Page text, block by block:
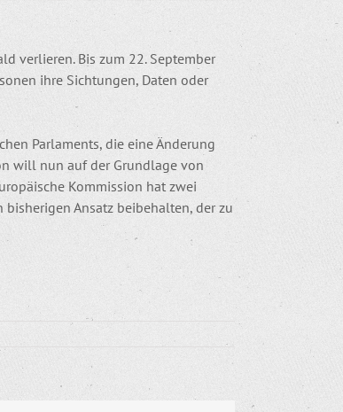
verlieren. Bis zum 22. September
ihre Sichtungen, Daten oder
Parlaments, die eine Änderung
will nun auf der Grundlage von
Kommission hat zwei
Ansatz beibehalten, der zu